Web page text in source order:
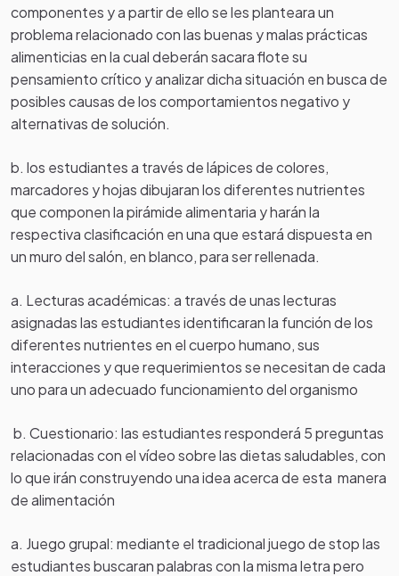
componentes y a partir de ello se les planteara un
problema relacionado con las buenas y malas prácticas
alimenticias en la cual deberán sacara flote su
pensamiento crítico y analizar dicha situación en busca de
posibles causas de los comportamientos negativo y
alternativas de solución.
b. los estudiantes a través de lápices de colores,
marcadores y hojas dibujaran los diferentes nutrientes
que componen la pirámide alimentaria y harán la
respectiva clasificación en una que estará dispuesta en
un muro del salón, en blanco, para ser rellenada.
a. Lecturas académicas: a través de unas lecturas
asignadas las estudiantes identificaran la función de los
diferentes nutrientes en el cuerpo humano, sus
interacciones y que requerimientos se necesitan de cada
uno para un adecuado funcionamiento del organismo
b. Cuestionario: las estudiantes responderá 5 preguntas
relacionadas con el vídeo sobre las dietas saludables, con
lo que irán construyendo una idea acerca de esta manera
de alimentación
a. Juego grupal: mediante el tradicional juego de stop las
estudiantes buscaran palabras con la misma letra pero